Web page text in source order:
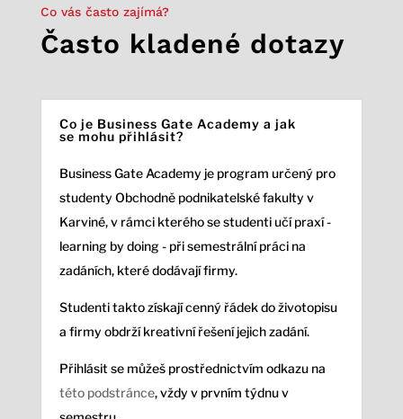
Co vás často zajímá?
Často kladené dotazy
Co je Business Gate Academy a jak
se mohu přihlásit?
Business Gate Academy je program určený pro
studenty Obchodně podnikatelské fakulty v
Karviné, v rámci kterého se studenti učí praxí -
learning by doing - při semestrální práci na
zadáních, které dodávají firmy.
Studenti takto získají cenný řádek do životopisu
a firmy obdrží kreativní řešení jejich zadání.
Přihlásit se můžeš prostřednictvím odkazu na
této podstránce, vždy v prvním týdnu v